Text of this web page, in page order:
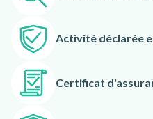
esprit d’équipe comptent
N’hésitez pas à réserver
vivrez une expérience
Activité déclarée
Certificat